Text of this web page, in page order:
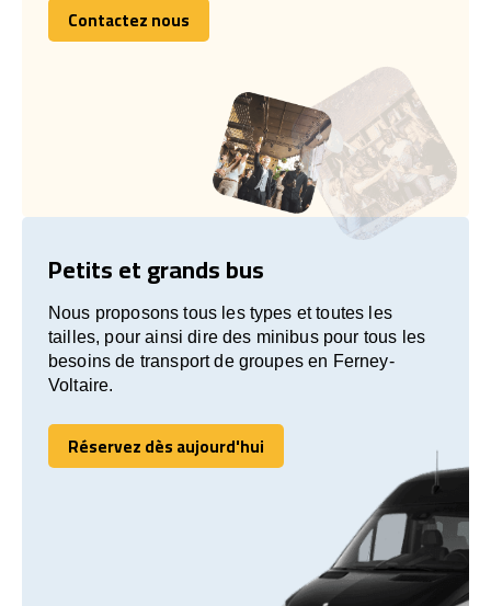
Contactez nous
Contactez nous
Petits et grands bus
Nous proposons tous les types et toutes les
tailles, pour ainsi dire des minibus pour tous les
besoins de transport de groupes en Ferney-
Voltaire.
Réservez dès aujourd'hui
Réservez dès aujourd'hui